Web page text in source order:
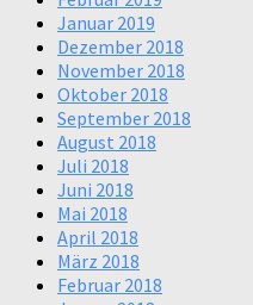
Januar 2019
Dezember 2018
November 2018
Oktober 2018
September 2018
August 2018
Juli 2018
Juni 2018
Mai 2018
April 2018
März 2018
Februar 2018